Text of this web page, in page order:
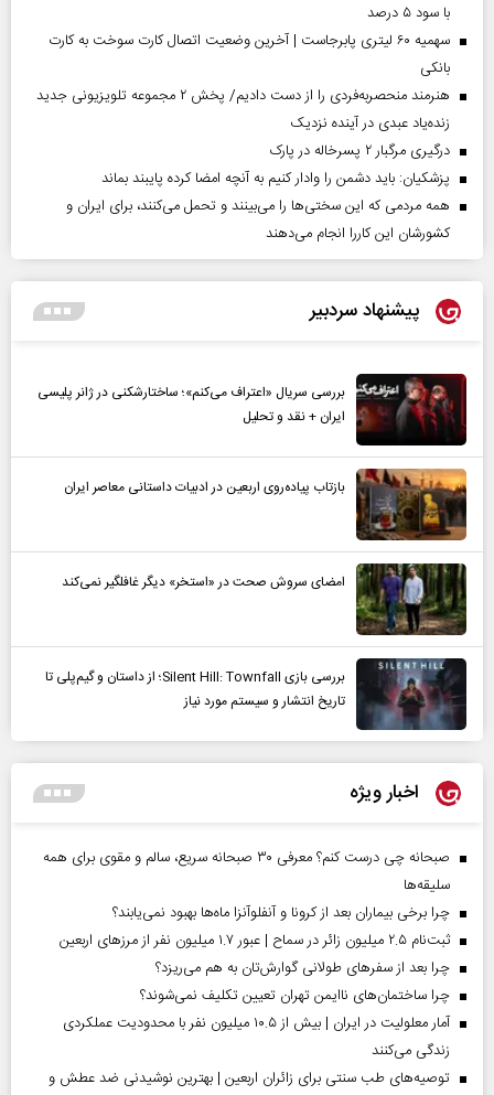
با سود ۵ درصد
سهمیه ۶۰ لیتری پابرجاست | آخرین وضعیت اتصال کارت سوخت به کارت
بانکی
هنرمند منحصر‌به‌فردی را از دست دادیم/ پخش ۲ مجموعه تلویزیونی جدید
زنده‌یاد عبدی در آینده نزدیک
درگیری مرگبار ۲ پسرخاله در پارک
پزشکیان: باید دشمن را وادار کنیم به آنچه امضا کرده پایبند بماند
همه مردمی که این سختی‌ها را می‌بینند و تحمل می‌کنند، برای ایران و
کشورشان این کاررا انجام می‌دهند
پیشنهاد سردبیر
بررسی سریال «اعتراف می‌کنم»؛ ساختارشکنی در ژانر پلیسی
ایران + نقد و تحلیل
بازتاب پیاده‌روی اربعین در ادبیات داستانی معاصر ایران
امضای سروش صحت در «استخر» دیگر غافلگیر نمی‌کند
بررسی بازی Silent Hill: Townfall؛ از داستان و گیم‌پلی تا
تاریخ انتشار و سیستم مورد نیاز
اخبار ویژه
صبحانه چی درست کنم؟ معرفی ۳۰ صبحانه سریع، سالم و مقوی برای همه
سلیقه‌ها
چرا برخی بیماران بعد از کرونا و آنفلوآنزا ماه‌ها بهبود نمی‌یابند؟
ثبت‌نام ۲.۵ میلیون زائر در سماح | عبور ۱.۷ میلیون نفر از مرز‌های اربعین
چرا بعد از سفرهای طولانی گوارش‌تان به هم می‌ریزد؟
چرا ساختمان‌های ناایمن تهران تعیین تکلیف نمی‌شوند؟
آمار معلولیت در ایران | بیش از ۱۰.۵ میلیون نفر با محدودیت عملکردی
زندگی می‌کنند
توصیه‌های طب سنتی برای زائران اربعین | بهترین نوشیدنی ضد عطش و